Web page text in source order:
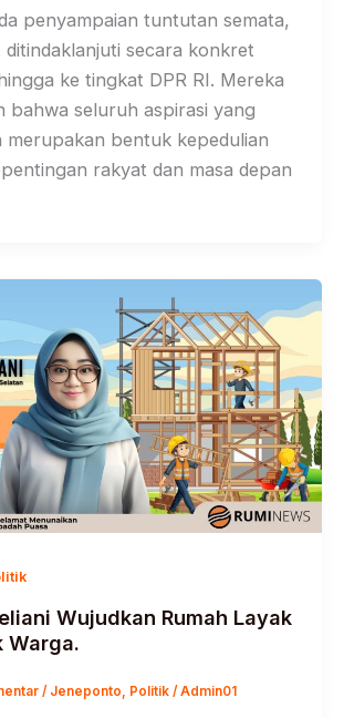
penyampaian tuntutan semata,
secara konkret
ke tingkat DPR RI. Mereka
bahwa seluruh aspirasi yang
merupakan bentuk kepedulian
rakyat dan masa depan
Wujudkan Rumah Layak
Warga.
/ Jeneponto Politik/Admin01